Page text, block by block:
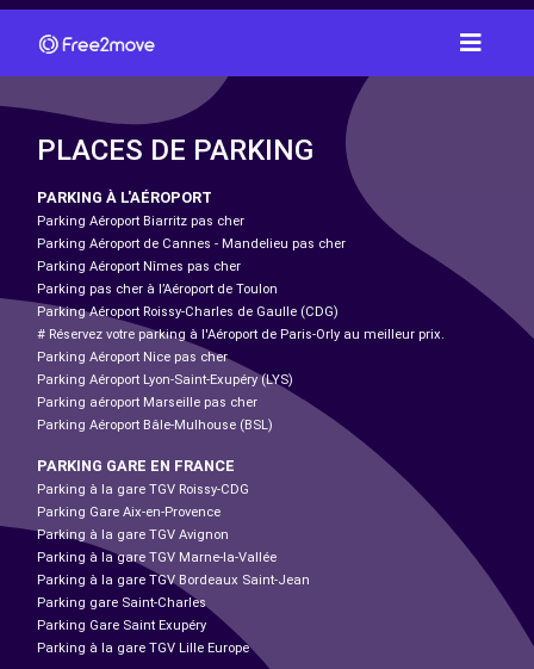
PLACES DE PARKING
PARKING À L'AÉROPORT
Parking Aéroport Biarritz pas cher
Parking Aéroport de Cannes - Mandelieu pas cher
Parking Aéroport Nîmes pas cher
Parking pas cher à l’Aéroport de Toulon
Parking Aéroport Roissy-Charles de Gaulle (CDG)
# Réservez votre parking à l'Aéroport de Paris-Orly au meilleur prix.
Parking Aéroport Nice pas cher
Parking Aéroport Lyon-Saint-Exupéry (LYS)
Parking aéroport Marseille pas cher
Parking Aéroport Bâle-Mulhouse (BSL)
PARKING GARE EN FRANCE
Parking à la gare TGV Roissy-CDG
Parking Gare Aix-en-Provence
Parking à la gare TGV Avignon
Parking à la gare TGV Marne-la-Vallée
Parking à la gare TGV Bordeaux Saint-Jean
Parking gare Saint-Charles
Parking Gare Saint Exupéry
Parking à la gare TGV Lille Europe